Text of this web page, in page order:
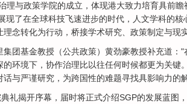
理与政策学院的成立，体现港大致力培育具前
现了在全球科技飞速进步的时代，人文学科的核
念转化为行动，桥接学术研究、政策制定与现
团基金教授（公共政策）黄劲豪教授补充道："
环境下，协作治理比以往任何时候都更为关键
与严谨研究，为跨国性的难题寻找具影响力的
礼揭开序幕，届时将正式介绍SGP的发展蓝图